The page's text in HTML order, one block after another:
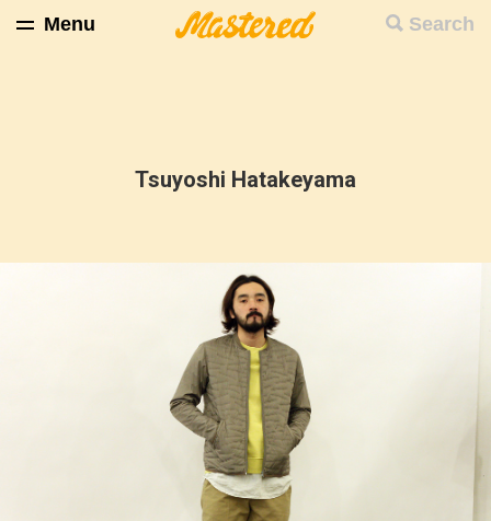
Search
Menu
Tsuyoshi Hatakeyama